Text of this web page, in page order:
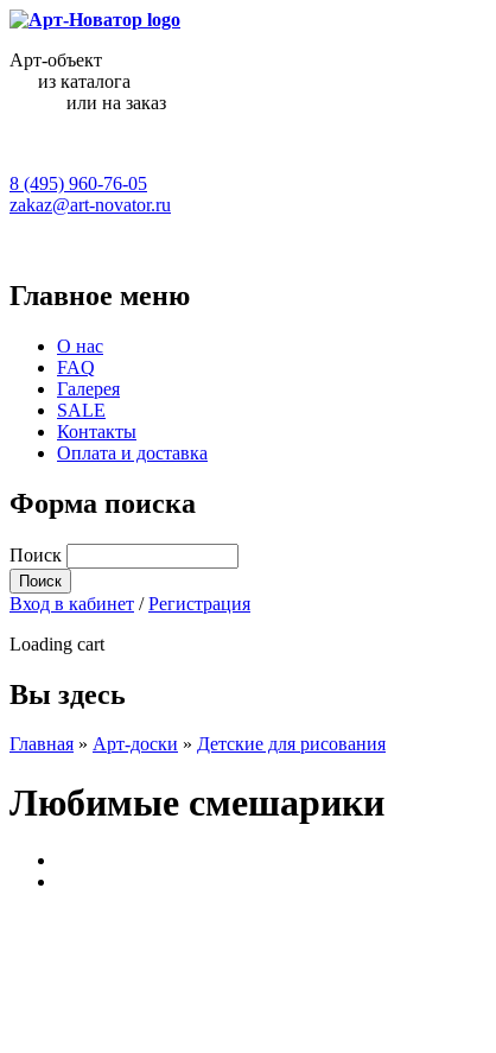
Арт-объект
из каталога
или на заказ
8 (495) 960-76-05
zakaz@art-novator.ru
Главное меню
О нас
FAQ
Галерея
SALE
Контакты
Оплата и доставка
Форма поиска
Поиск
Вход в кабинет /Регистрация
Loading cart
Вы здесь
Главная » Арт-доски » Детские для рисования
Любимые смешарики